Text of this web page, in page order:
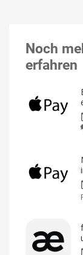
Noch
erfahren